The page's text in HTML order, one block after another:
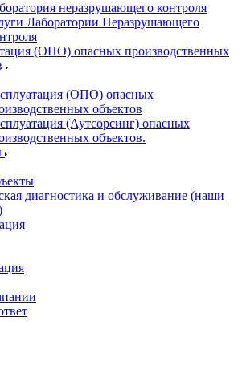
неразрушающего контроля
Лаборатории Неразрушающего
(ОПО) опасных производственных
(ОПО) опасных
объектов
(Аутсорсинг) опасных
объектов.
диагностика и обслуживание (наши